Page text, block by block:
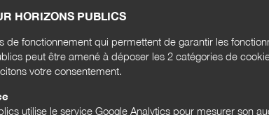
HORIZONS PUBLICS
de fonctionnement qui permettent de garantir les
peut être amené à déposer les 2 catégories de
votre consentement.
utilise le service Google Analytics pour mesurer son